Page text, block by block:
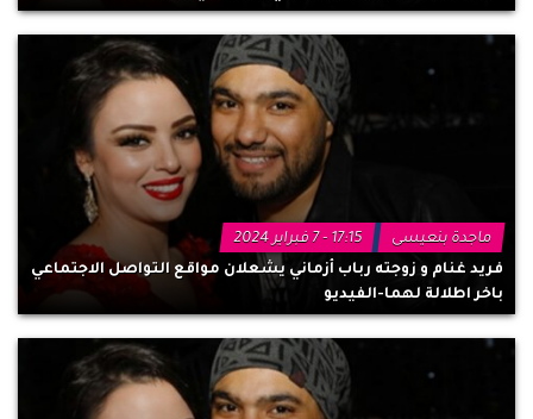
ماجدة بنعيسى
17:15 - 7 فبراير 2024
فريد غنام و زوجته رباب أزماني يشعلان مواقع التواصل الاجتماعي
باخر اطلالة لهما-الفيديو